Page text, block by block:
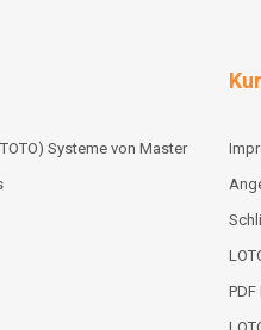
Systeme von Master